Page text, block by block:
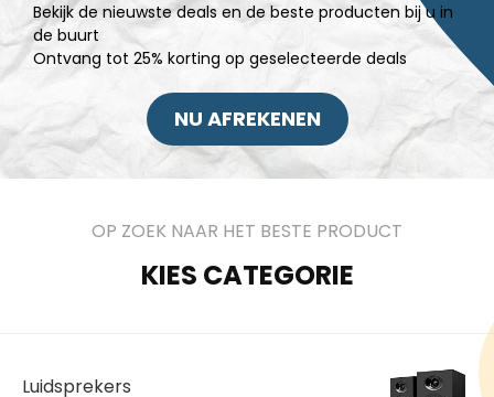
Bekijk de nieuwste deals en de beste producten bij u in
de buurt
Ontvang tot 25% korting op geselecteerde deals
NU AFREKENEN
OP ZOEK NAAR HET BESTE PRODUCT
KIES CATEGORIE
Luidsprekers